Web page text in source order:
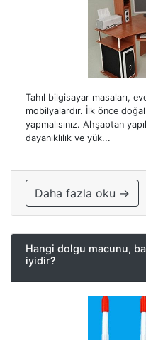
Tahıl bilgisayar masaları,
mobilyalardır. İlk önce
yapmalısınız. Ahşaptan
dayanıklılık ve yük...
Daha fazla oku →
Hangi dolgu macunu,
iyidir?